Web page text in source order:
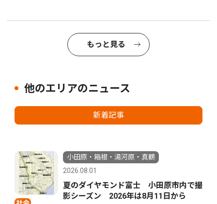
もっと見る
他のエリアのニュース
新着記事
小田原・箱根・湯河原・真鶴
2026.08.01
夏のダイヤモンド富士 小田原市内で撮
影シーズン 2026年は8月11日から